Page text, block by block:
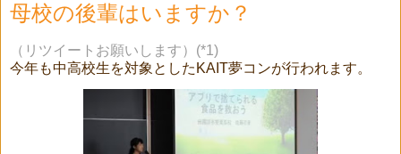
母校の後輩はいますか？
（リツイートお願いします）(*1)
今年も中高校生を対象としたKAIT夢コンが行われます。